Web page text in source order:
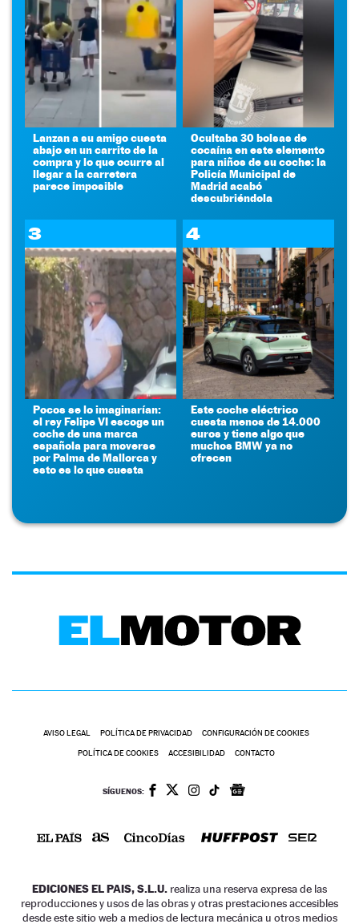
Lanzan a su amigo cuesta
abajo en un carrito de la
compra y lo que ocurre al
llegar a la carretera
parece imposible
Ocultaba 30 bolsas de
cocaína en este elemento
para niños de su coche: la
Policía Municipal de
Madrid acabó
descubriéndola
3
Pocos se lo imaginarían:
el rey Felipe VI escoge un
coche de una marca
española para moverse
por Palma de Mallorca y
esto es lo que cuesta
4
Este coche eléctrico
cuesta menos de 14.000
euros y tiene algo que
muchos BMW ya no
ofrecen
AVISO LEGAL POLÍTICA DE PRIVACIDAD CONFIGURACIÓN DE COOKIES
POLÍTICA DE COOKIES ACCESIBILIDAD CONTACTO
SÍGUENOS:
EDICIONES EL PAIS, S.L.U. realiza una reserva expresa de las
reproducciones y usos de las obras y otras prestaciones accesibles
desde este sitio web a medios de lectura mecánica u otros medios